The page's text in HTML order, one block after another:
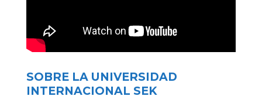
SOBRE LA UNIVERSIDAD
INTERNACIONAL SEK